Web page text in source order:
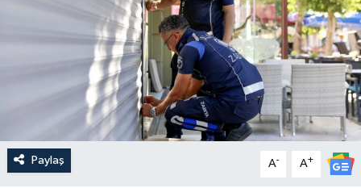
Paylaş A- A+
Resmi İlan
Sağlık & Yaşam
Siyaset
Spor